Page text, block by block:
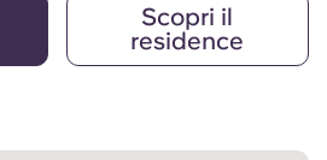
Scopri il
residence